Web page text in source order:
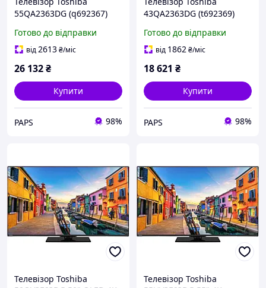
55QA2363DG (q692367)
Готово до відправки
від2613₴/міс
26 132₴
Купити
PAPS 98%
43QA2363DG (t692369)
Готово до відправки
від 1862₴/міс
18 621 ₴
Купити
PAPS 98%
Телевізор Toshiba
Телевізор Toshiba